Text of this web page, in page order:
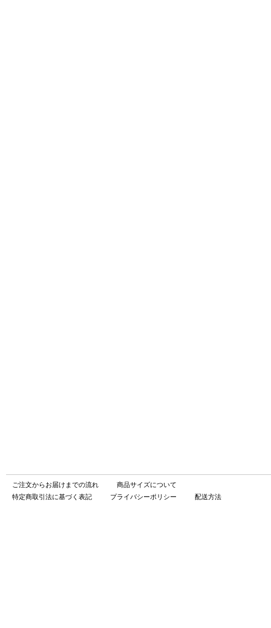
ご注文からお届けまでの流れ
商品サイズについて
特定商取引法に基づく表記
プライバシーポリシー 配送方法